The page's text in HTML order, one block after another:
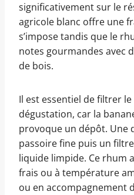
significativement sur le
agricole blanc offre une
s’impose tandis que le
notes gourmandes avec
de bois.
Il est essentiel de filtrer
dégustation, car la
provoque un dépôt. Une
passoire fine puis un
liquide limpide. Ce rhum
frais ou à température
ou en accompagnement